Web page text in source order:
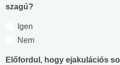
szagú?
Igen
Nem
Előfordul, hogy ejakulációs